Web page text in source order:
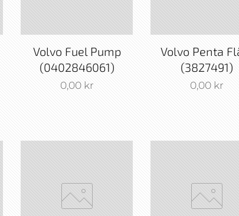
Volvo Fuel Pump
(0402846061)
0,00kr
Volvo Penta
(3827491)
0,00kr